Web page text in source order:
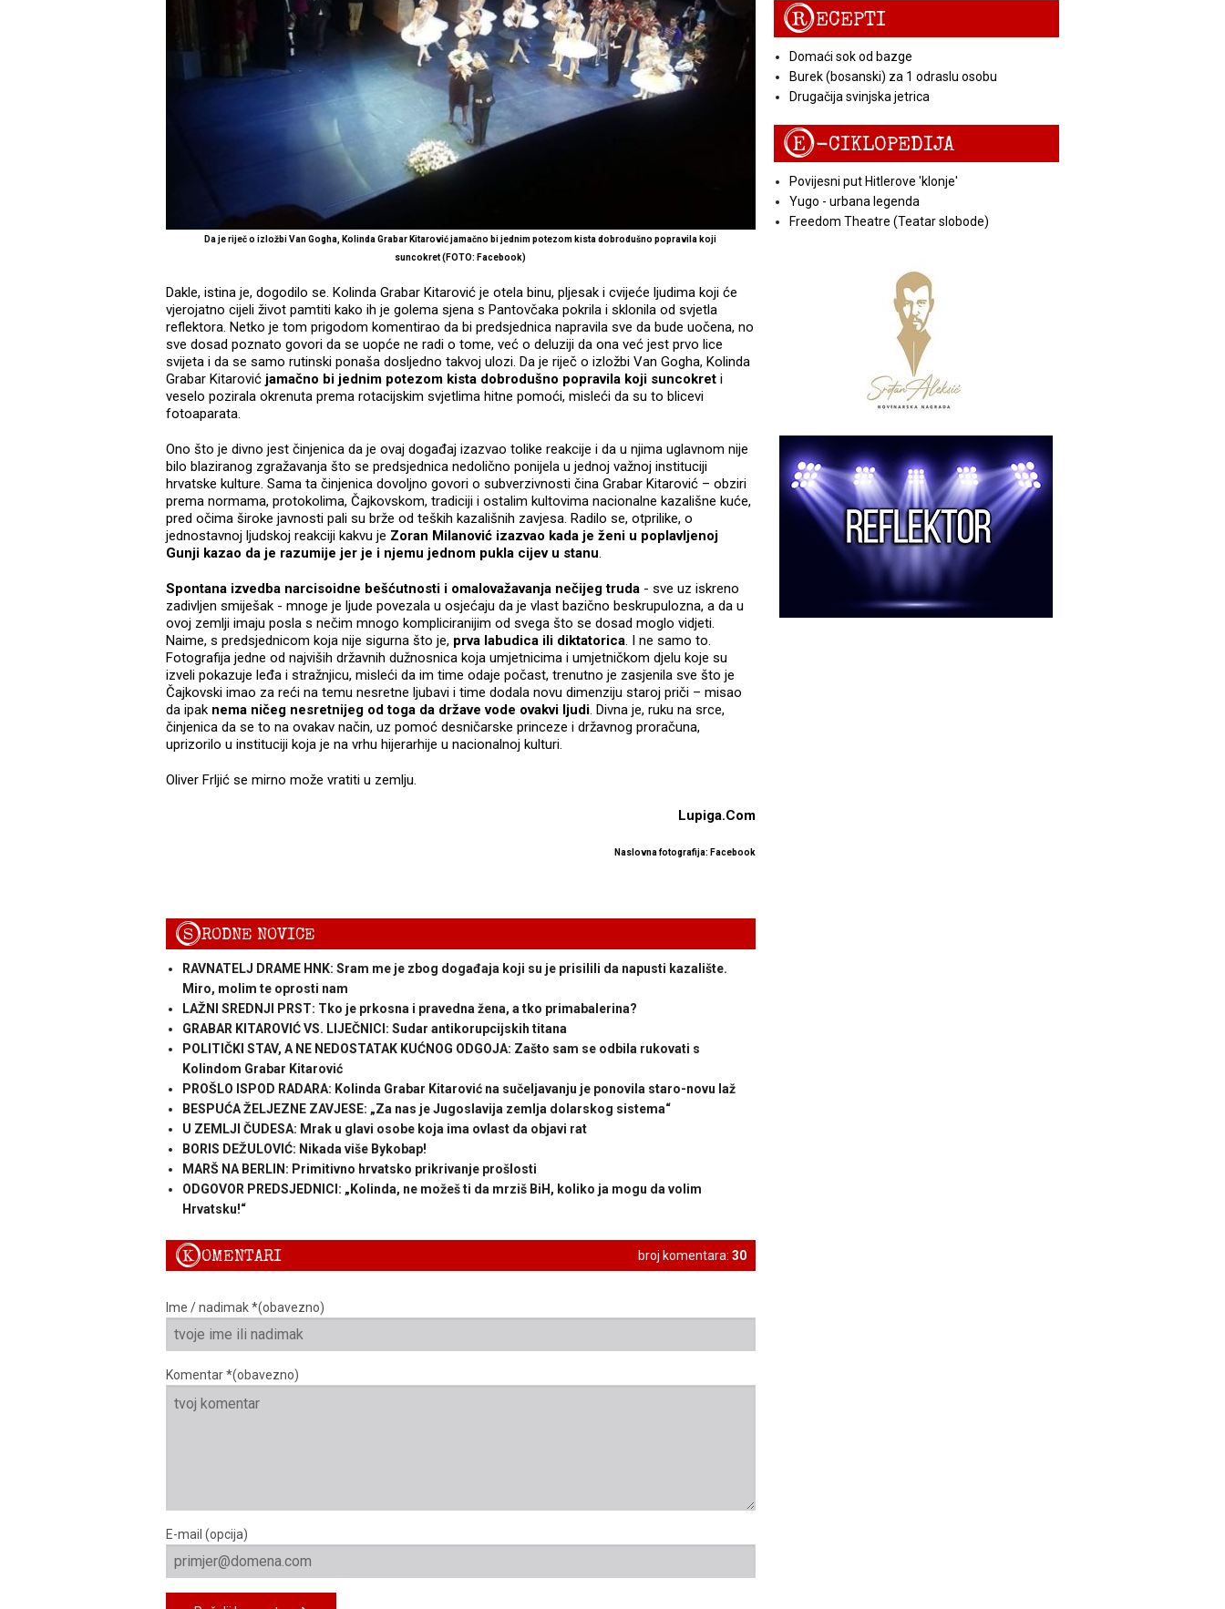
Da je riječ o izložbi Van Gogha, Kolinda Grabar Kitarović jamačno bi jednim potezom kista dobrodušno popravila koji
suncokret (FOTO: Facebook)
Dakle, istina je, dogodilo se. Kolinda Grabar Kitarović je otela binu, pljesak i cvijeće ljudima koji će
vjerojatno cijeli život pamtiti kako ih je golema sjena s Pantovčaka pokrila i sklonila od svjetla
reflektora. Netko je tom prigodom komentirao da bi predsjednica napravila sve da bude uočena, no
sve dosad poznato govori da se uopće ne radi o tome, već o deluziji da ona već jest prvo lice
svijeta i da se samo rutinski ponaša dosljedno takvoj ulozi. Da je riječ o izložbi Van Gogha, Kolinda
Grabar Kitarović jamačno bi jednim potezom kista dobrodušno popravila koji suncokret i
veselo pozirala okrenuta prema rotacijskim svjetlima hitne pomoći, misleći da su to blicevi
fotoaparata.
Ono što je divno jest činjenica da je ovaj događaj izazvao tolike reakcije i da u njima uglavnom nije
bilo blaziranog zgražavanja što se predsjednica nedolično ponijela u jednoj važnoj instituciji
hrvatske kulture. Sama ta činjenica dovoljno govori o subverzivnosti čina Grabar Kitarović – obziri
prema normama, protokolima, Čajkovskom, tradiciji i ostalim kultovima nacionalne kazališne kuće,
pred očima široke javnosti pali su brže od teških kazališnih zavjesa. Radilo se, otprilike, o
jednostavnoj ljudskoj reakciji kakvu je Zoran Milanović izazvao kada je ženi u poplavljenoj
Gunji kazao da je razumije jer je i njemu jednom pukla cijev u stanu.
Spontana izvedba narcisoidne bešćutnosti i omalovažavanja nečijeg truda - sve uz iskreno
zadivljen smiješak - mnoge je ljude povezala u osjećaju da je vlast bazično beskrupulozna, a da u
ovoj zemlji imaju posla s nečim mnogo kompliciranijim od svega što se dosad moglo vidjeti.
Naime, s predsjednicom koja nije sigurna što je, prva labudica ili diktatorica. I ne samo to.
Fotografija jedne od najviših državnih dužnosnica koja umjetnicima i umjetničkom djelu koje su
izveli pokazuje leđa i stražnjicu, misleći da im time odaje počast, trenutno je zasjenila sve što je
Čajkovski imao za reći na temu nesretne ljubavi i time dodala novu dimenziju staroj priči – misao
da ipak nema ničeg nesretnijeg od toga da države vode ovakvi ljudi. Divna je, ruku na srce,
činjenica da se to na ovakav način, uz pomoć desničarske princeze i državnog proračuna,
uprizorilo u instituciji koja je na vrhu hijerarhije u nacionalnoj kulturi.
Oliver Frljić se mirno može vratiti u zemlju.
Lupiga.Com
Naslovna fotografija: Facebook
SRODNE NOVICE
RAVNATELJ DRAME HNK: Sram me je zbog događaja koji su je prisilili da napusti kazalište.
Miro, molim te oprosti nam
LAŽNI SREDNJI PRST: Tko je prkosna i pravedna žena, a tko primabalerina?
GRABAR KITAROVIĆ VS. LIJEČNICI: Sudar antikorupcijskih titana
POLITIČKI STAV, A NE NEDOSTATAK KUĆNOG ODGOJA: Zašto sam se odbila rukovati s
Kolindom Grabar Kitarović
PROŠLO ISPOD RADARA: Kolinda Grabar Kitarović na sučeljavanju je ponovila staro-novu laž
BESPUĆA ŽELJEZNE ZAVJESE: „Za nas je Jugoslavija zemlja dolarskog sistema“
U ZEMLJI ČUDESA: Mrak u glavi osobe koja ima ovlast da objavi rat
BORIS DEŽULOVIĆ: Nikada više Bykobap!
MARŠ NA BERLIN: Primitivno hrvatsko prikrivanje prošlosti
ODGOVOR PREDSJEDNICI: „Kolinda, ne možeš ti da mrziš BiH, koliko ja mogu da volim
Hrvatsku!“
broj komentara: 30
KOMENTARI
Ime / nadimak *(obavezno)
Komentar *(obavezno)
E-mail (opcija)
RECEPTI
Domaći sok od bazge
Burek (bosanski) za 1 odraslu osobu
Drugačija svinjska jetrica
E-CIKLOPEDIJA
Povijesni put Hitlerove 'klonje'
Yugo - urbana legenda
Freedom Theatre (Teatar slobode)